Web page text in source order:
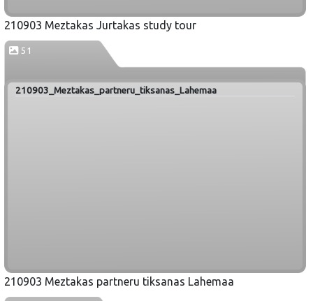
210903 Meztakas Jurtakas study tour
51
210903_Meztakas_partneru_tiksanas_Lahemaa
210903 Meztakas partneru tiksanas Lahemaa